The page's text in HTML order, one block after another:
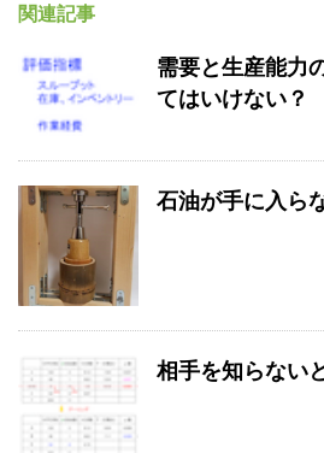
関連記事
需要と生産能力
てはいけない？
石油が手に入ら
相手を知らない